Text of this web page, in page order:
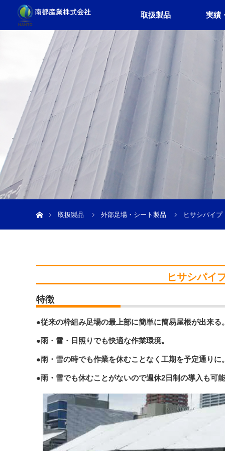
取扱製品 実績
取扱製品
外部足場・シート製品 ヒサシパイ
ヒサシパイ
特徴
●従来の枠組み足場の最上部に簡単に簡易屋根が出来る
●雨・雪・日照りでも快適な作業環境。
●雨・雪の時でも作業を休むことなく工期を予定通りに
●雨・雪でも休むことがないので週休2日制の導入も可